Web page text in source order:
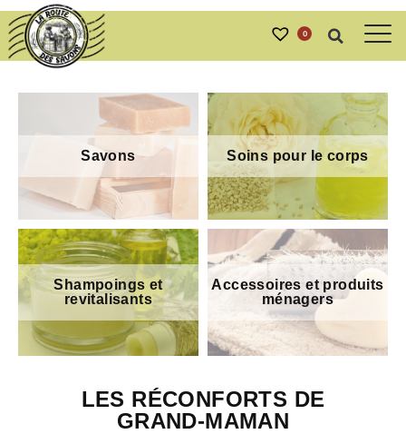
0
Soins pour le corps
Savons
Shampoings et
revitalisants
Accessoires et produits
ménagers
LES RÉCONFORTS DE
GRAND-MAMAN